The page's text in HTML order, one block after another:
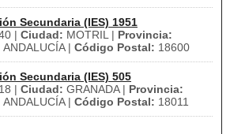
Secundaria (IES) 1951
| Ciudad: MOTRIL | Provincia:
| Código Postal: 18600
Secundaria (IES) 505
| Ciudad: GRANADA | Provincia:
| Código Postal: 18011